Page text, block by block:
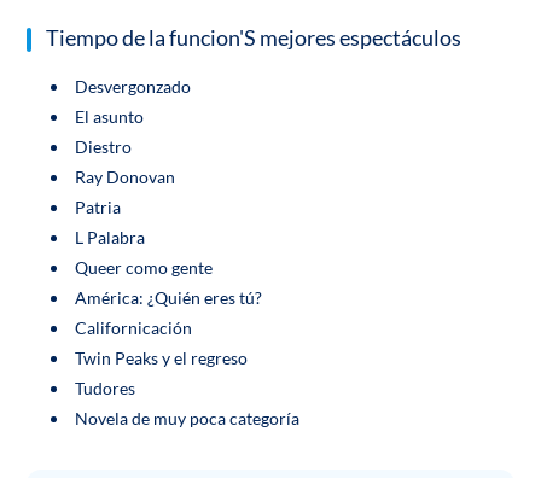
Tiempo de la funcion'S mejores espectáculos
Desvergonzado
El asunto
Diestro
Ray Donovan
Patria
L Palabra
Queer como gente
América: ¿Quién eres tú?
Californicación
Twin Peaks y el regreso
Tudores
Novela de muy poca categoría